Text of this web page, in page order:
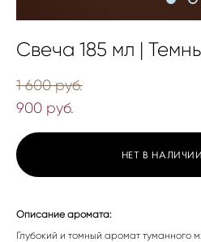
Свеча 185 мл |
1 600 pуб.
900 pуб.
НЕТ В НАЛИЧИИ
Описание аромата:
Глубокий и томный аромат туманного